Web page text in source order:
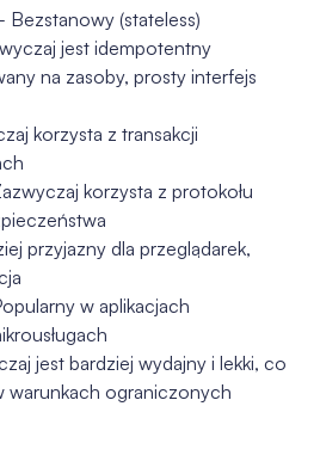
Bezstanowy (stateless)
jest idempotentny
na zasoby, prosty interfejs
korzysta z transakcji
korzysta z protokołu
przyjazny dla przeglądarek,
w aplikacjach
jest bardziej wydajny i lekki, co
warunkach ograniczonych